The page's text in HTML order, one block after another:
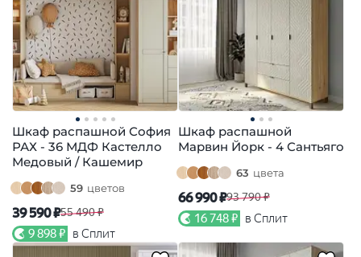
Шкаф распашной София
РАХ - 36 МДФ Кастелло
Медовый / Кашемир
59 цветов
39 590 ₽55 490 ₽
9 898 ₽ в Сплит
Шкаф распашной
Марвин Йорк - 4 Сантьяго
63 цвета
66 990 ₽93 790 ₽
16 748 ₽ в Сплит